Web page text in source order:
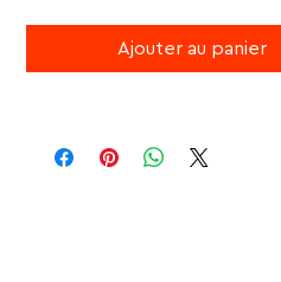
Ajouter au panier